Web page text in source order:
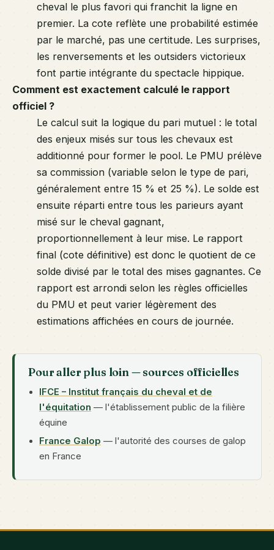
cheval le plus favori qui franchit la ligne en
premier. La cote reflète une probabilité estimée
par le marché, pas une certitude. Les surprises,
les renversements et les outsiders victorieux
font partie intégrante du spectacle hippique.
Comment est exactement calculé le rapport
officiel ?
Le calcul suit la logique du pari mutuel : le total
des enjeux misés sur tous les chevaux est
additionné pour former le pool. Le PMU prélève
sa commission (variable selon le type de pari,
généralement entre 15 % et 25 %). Le solde est
ensuite réparti entre tous les parieurs ayant
misé sur le cheval gagnant,
proportionnellement à leur mise. Le rapport
final (cote définitive) est donc le quotient de ce
solde divisé par le total des mises gagnantes. Ce
rapport est arrondi selon les règles officielles
du PMU et peut varier légèrement des
estimations affichées en cours de journée.
Pour aller plus loin — sources officielles
IFCE – Institut français du cheval et de
l'équitation — l'établissement public de la filière
équine
France Galop — l'autorité des courses de galop
en France